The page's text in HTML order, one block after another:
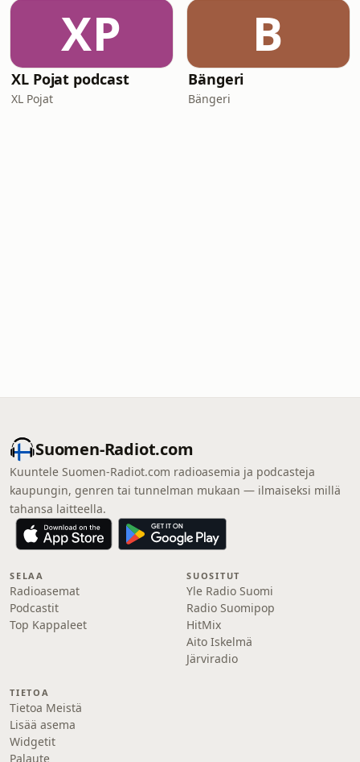
XP
XL Pojat podcast
XL Pojat
B
Bängeri
Bängeri
Suomen-Radiot.com
Kuuntele Suomen-Radiot.com radioasemia ja podcasteja
kaupungin, genren tai tunnelman mukaan — ilmaiseksi millä
tahansa laitteella.
SELAA
Radioasemat
Podcastit
Top Kappaleet
SUOSITUT
Yle Radio Suomi
Radio Suomipop
HitMix
Aito Iskelmä
Järviradio
TIETOA
Tietoa Meistä
Lisää asema
Widgetit
Palaute